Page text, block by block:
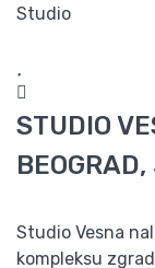
Studio
STUDIO
Studio Vesna
kompleksu